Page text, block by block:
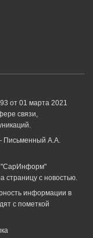
от 01 марта 2021
связи,
А.А.
"СарИнформ"
страницу с новостью.
информации в
с пометкой